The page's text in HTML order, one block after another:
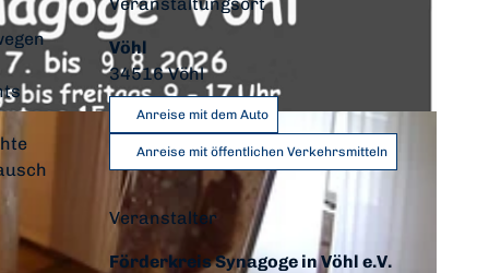
Vöhl
34516Vöhl
Anreise mit dem Auto
Anreise mit öffentlichen Verkehrsmitteln
Veranstalter
Förderkreis Synagoge in Vöhl e.V.